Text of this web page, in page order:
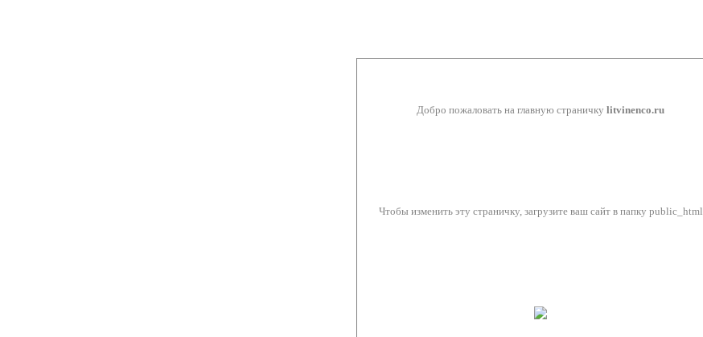
Добро пожаловать на главную страничку litvinenco.ru
Чтобы изменить эту страничку, загрузите ваш сайт в папку public_html